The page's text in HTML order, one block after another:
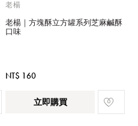
老楊
老楊｜方塊酥立方罐系列芝麻鹹酥
口味
NT$ 160
立即購買